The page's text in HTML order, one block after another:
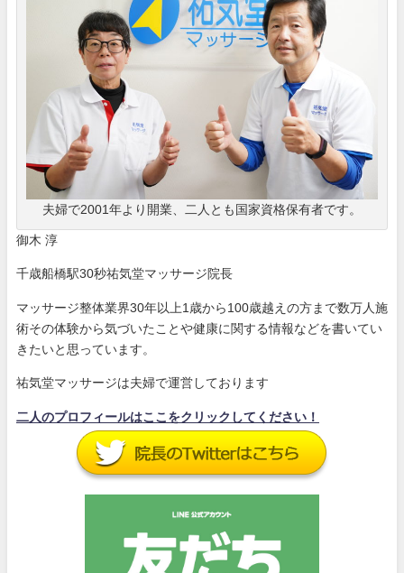
夫婦で2001年より開業、二人とも国家資格保有者です。
御木 淳
千歳船橋駅30秒祐気堂マッサージ院長
マッサージ整体業界30年以上1歳から100歳越えの方まで数万人施
術その体験から気づいたことや健康に関する情報などを書いてい
きたいと思っています。
祐気堂マッサージは夫婦で運営しております
二人のプロフィールはここをクリックしてください！